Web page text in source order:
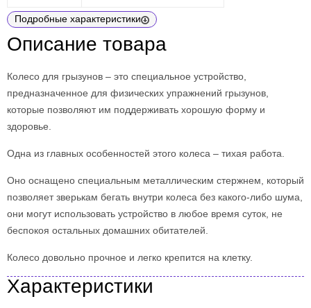
Подробные характеристики
Описание товара
Колесо для грызунов – это специальное устройство,
предназначенное для физических упражнений грызунов,
которые позволяют им поддерживать хорошую форму и
здоровье.
Одна из главных особенностей этого колеса – тихая работа.
Оно оснащено специальным металлическим стержнем, который
позволяет зверькам бегать внутри колеса без какого-либо шума,
они могут использовать устройство в любое время суток, не
беспокоя остальных домашних обитателей.
Колесо довольно прочное и легко крепится на клетку.
Характеристики